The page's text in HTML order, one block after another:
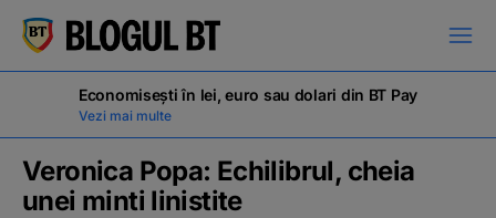
кириллица
Economisești în lei, euro sau dolari din BT Pay
Vezi mai multe
Veronica Popa: Echilibrul, cheia
unei minti linistite